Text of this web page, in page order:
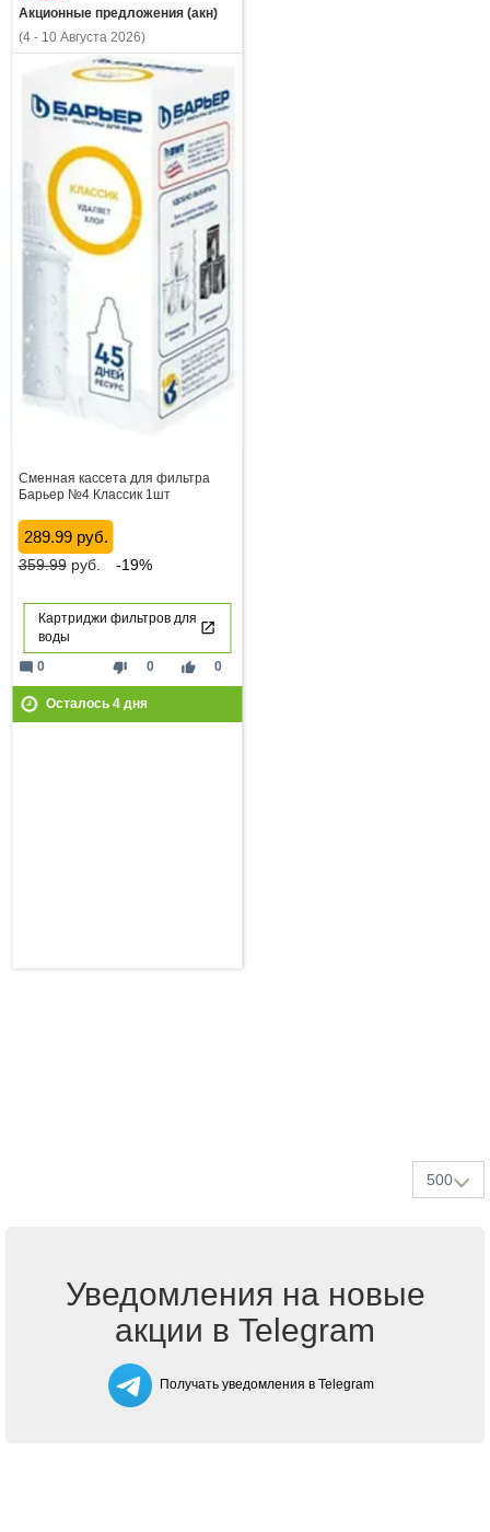
Акционные предложения (акн)
(4 - 10 Августа 2026)
Сменная кассета для фильтра
Барьер №4 Классик 1шт
289.99 руб.
359.99руб. -19%
Картриджи фильтров для
воды
thumb_down 0 thumb_up 0
mode_comment 0
Осталось 4дня
500
Уведомления на новые
акции в Telegram
Получать уведомления в Telegram